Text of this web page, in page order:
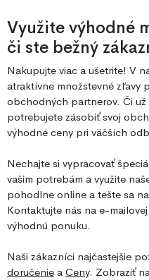
Využite výhodné
či ste bežný
Nakupujte viac a ušetrite! V
atraktívne množstevné zľavy
obchodných partnerov. Či
potrebujete zásobiť svoj
výhodné ceny pri väčších
Nechajte si vypracovať
vašim potrebám a využite
pohodlne online a tešte sa
Kontaktujte nás na e-
výhodnú ponuku.
Naši zákazníci najčastejšie
doručenie a Ceny. Zobraziť